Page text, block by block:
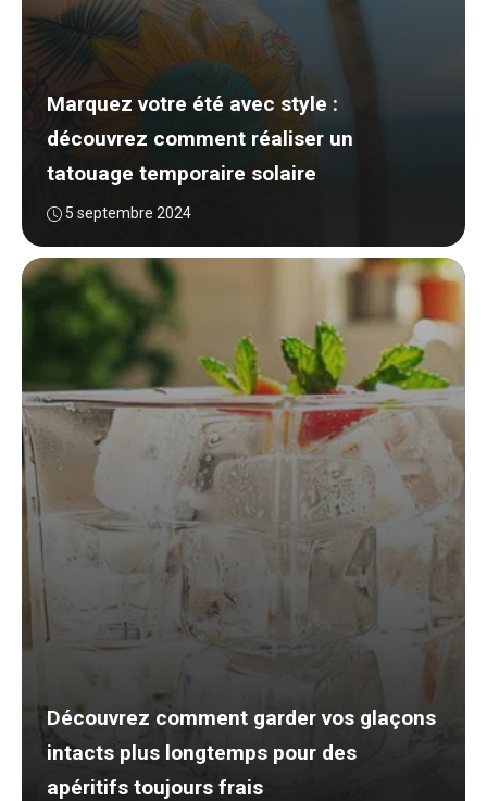
Marquez votre été avec style :
découvrez comment réaliser un
tatouage temporaire solaire
5 septembre 2024
Découvrez comment garder vos glaçons
intacts plus longtemps pour des
apéritifs toujours frais